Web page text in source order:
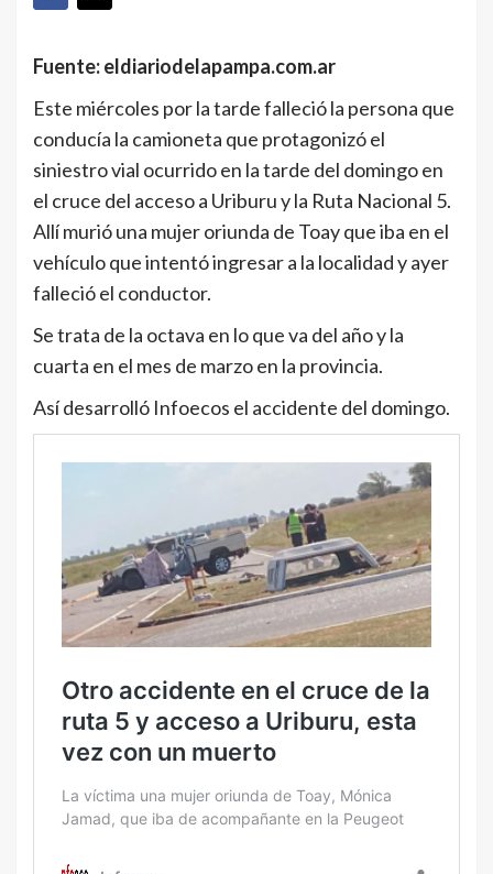
Fuente: eldiariodelapampa.com.ar
Este miércoles por la tarde falleció la persona que
conducía la camioneta que protagonizó el
siniestro vial ocurrido en la tarde del domingo en
el cruce del acceso a Uriburu y la Ruta Nacional 5.
Allí murió una mujer oriunda de Toay que iba en el
vehículo que intentó ingresar a la localidad y ayer
falleció el conductor.
Se trata de la octava en lo que va del año y la
cuarta en el mes de marzo en la provincia.
Así desarrolló Infoecos el accidente del domingo.